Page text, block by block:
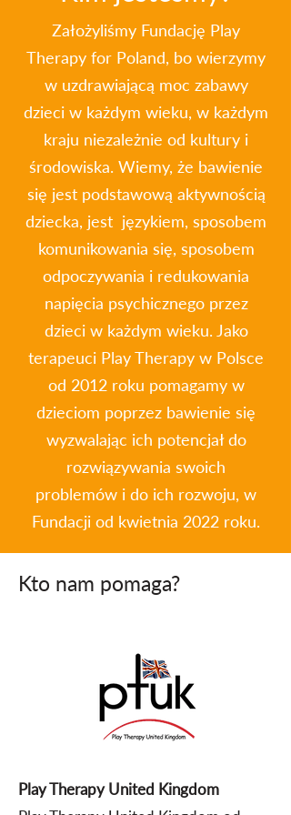
Założyliśmy Fundację Play
Therapy for Poland, bo wierzymy
w uzdrawiającą moc zabawy
dzieci w każdym wieku, w każdym
kraju niezależnie od kultury i
środowiska. Wiemy, że bawienie
się jest podstawową aktywnością
dziecka, jest językiem, sposobem
komunikowania się, sposobem
odpoczywania i redukowania
napięcia psychicznego przez
dzieci w każdym wieku. Jako
terapeuci Play Therapy w Polsce
od 2012 roku pomagamy w
dzieciom poprzez bawienie się
wyzwalając ich potencjał do
rozwiązywania swoich
problemów i do ich rozwoju, w
Fundacji od kwietnia 2022 roku.
Kto nam pomaga?
Play Therapy United Kingdom